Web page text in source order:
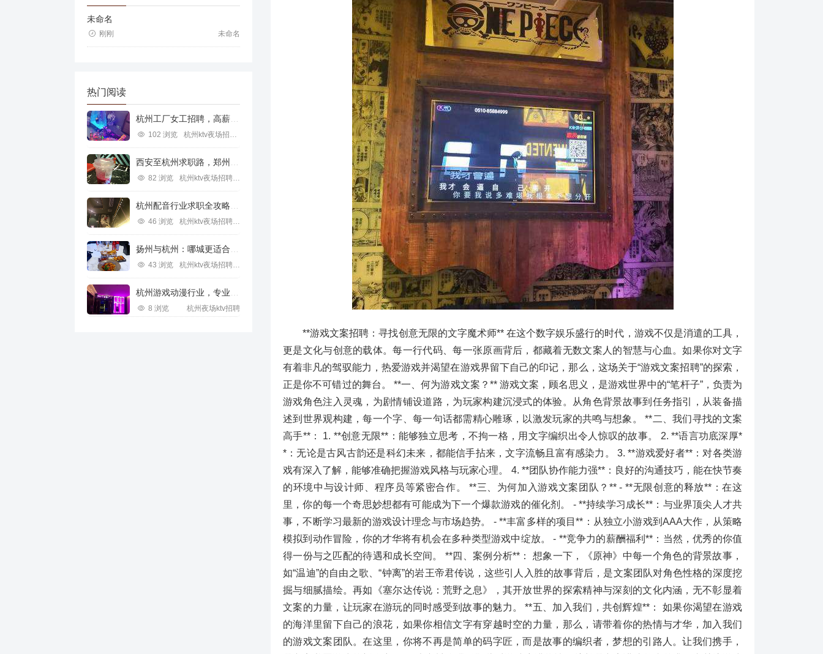
未命名
刚刚 未命名
热门阅读
102 浏览 杭州ktv夜场招聘信息
82 浏览 杭州ktv夜场招聘信息
46 浏览 杭州ktv夜场招聘信息
43 浏览 杭州ktv夜场招聘信息
8 浏览 杭州夜场ktv招聘
**游戏文案招聘：寻找创意无限的文字魔术师** 在这个数字娱乐盛行的时代，游戏不仅是消遣的工具，
更是文化与创意的载体。每一行代码、每一张原画背后，都藏着无数文案人的智慧与心血。如果你对文字
有着非凡的驾驭能力，热爱游戏并渴望在游戏界留下自己的印记，那么，这场关于“游戏文案招聘”的探索，
正是你不可错过的舞台。 **一、何为游戏文案？** 游戏文案，顾名思义，是游戏世界中的“笔杆子”，负责为
游戏角色注入灵魂，为剧情铺设道路，为玩家构建沉浸式的体验。从角色背景故事到任务指引，从装备描
述到世界观构建，每一个字、每一句话都需精心雕琢，以激发玩家的共鸣与想象。 **二、我们寻找的文案
高手**： 1. **创意无限**：能够独立思考，不拘一格，用文字编织出令人惊叹的故事。 2. **语言功底深厚*
*：无论是古风古韵还是科幻未来，都能信手拈来，文字流畅且富有感染力。 3. **游戏爱好者**：对各类游
戏有深入了解，能够准确把握游戏风格与玩家心理。 4. **团队协作能力强**：良好的沟通技巧，能在快节奏
的环境中与设计师、程序员等紧密合作。 **三、为何加入游戏文案团队？** - **无限创意的释放**：在这
里，你的每一个奇思妙想都有可能成为下一个爆款游戏的催化剂。 - **持续学习成长**：与业界顶尖人才共
事，不断学习最新的游戏设计理念与市场趋势。 - **丰富多样的项目**：从独立小游戏到AAA大作，从策略
模拟到动作冒险，你的才华将有机会在多种类型游戏中绽放。 - **竞争力的薪酬福利**：当然，优秀的你值
得一份与之匹配的待遇和成长空间。 **四、案例分析**： 想象一下，《原神》中每一个角色的背景故事，
如“温迪”的自由之歌、“钟离”的岩王帝君传说，这些引人入胜的故事背后，是文案团队对角色性格的深度挖
掘与细腻描绘。再如《塞尔达传说：荒野之息》，其开放世界的探索精神与深刻的文化内涵，无不彰显着
文案的力量，让玩家在游玩的同时感受到故事的魅力。 **五、加入我们，共创辉煌**： 如果你渴望在游戏
的海洋里留下自己的浪花，如果你相信文字有穿越时空的力量，那么，请带着你的热情与才华，加入我们
的游戏文案团队。在这里，你将不再是简单的码字匠，而是故事的编织者，梦想的引路人。让我们携手，